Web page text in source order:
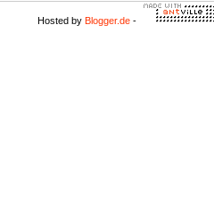
Hosted by Blogger.de -